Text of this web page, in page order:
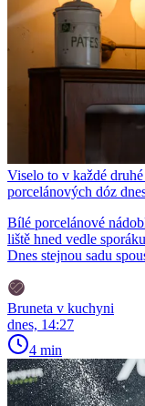
Viselo to v každé
porcelánových dóz
Bílé porcelánové
liště hned vedle
Dnes stejnou sadu
Bruneta v kuchyni
dnes, 14:27
4 min